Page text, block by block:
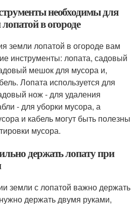
необходимы для
в огороде
земли лопатой в огороде вам
инструменты: лопата, садовый
мешок для мусора и,
Лопата используется для
нож - для удаления
- для уборки мусора, а
и кабель могут быть полезны
мусора.
держать лопату при
земли с лопатой важно держать
держать двумя руками,